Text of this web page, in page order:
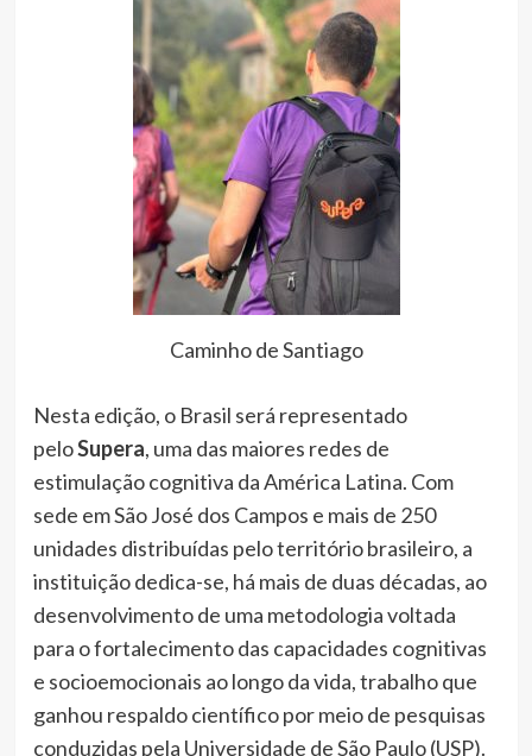
Caminho de Santiago
Nesta edição, o Brasil será representado
peloSupera, uma das maiores redes de
estimulação cognitiva da América Latina. Com
sede em São José dos Campos e mais de 250
unidades distribuídas pelo território brasileiro, a
instituição dedica-se, há mais de duas décadas, ao
desenvolvimento de uma metodologia voltada
para o fortalecimento das capacidades cognitivas
e socioemocionais ao longo da vida, trabalho que
ganhou respaldo científico por meio de pesquisas
conduzidas pela Universidade de São Paulo (USP).